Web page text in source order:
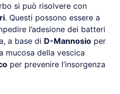
si può risolvere con
. Questi possono essere a
l’adesione dei batteri
a base di D-Mannosio per
mucosa della vescica
per prevenire l’insorgenza